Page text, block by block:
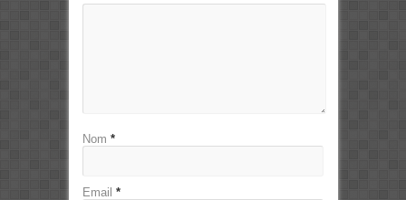
Nom *
Email *